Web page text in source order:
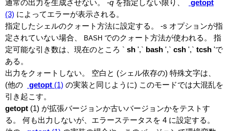
通常の出力を生成させない。 -qを指定しない限り、
getopt
(3) によってエラーが表示される。
指定したシェルのクォート方法に設定する。 -s オプションが指
定されていない場合、
BASH でのクォート方法が使われる。 指
定可能な引き数は、現在のところ ` sh ',` bash ',` csh ',` tcsh 'で
ある。
出力をクォートしない。 空白と (シェル依存の) 特殊文字は、
(他の
getopt (1) の実装と同じように) このモードでは大混乱を
引き起こす。
getopt (1) が拡張バージョンか古いバージョンかをテストす
る。 何も出力しないが、エラーステータスを 4 に設定する。